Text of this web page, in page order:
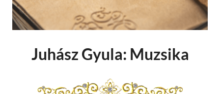
Juhász Gyula: Muzsika